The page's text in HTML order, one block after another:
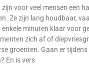
voor veel mensen een
Ze zijn lang houdbaar,
minuten klaar voor
zich af of
groenten. Gaan er
En is vers